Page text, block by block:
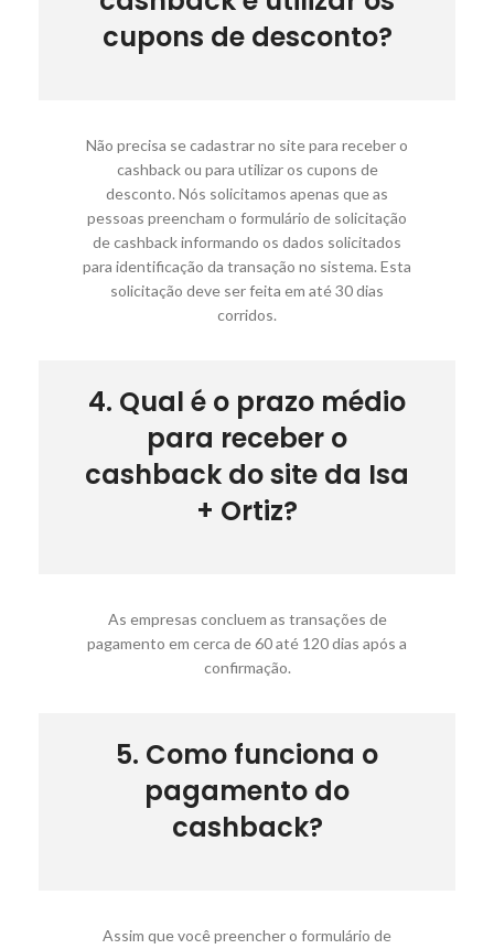
cupons de desconto?
Não precisa se cadastrar no site para receber o
cashback ou para utilizar os cupons de
desconto. Nós solicitamos apenas que as
pessoas preencham o formulário de solicitação
de cashback informando os dados solicitados
para identificação da transação no sistema. Esta
solicitação deve ser feita em até 30 dias
corridos.
4. Qual é o prazo médio
para receber o
cashback do site da Isa
+ Ortiz?
As empresas concluem as transações de
pagamento em cerca de 60 até 120 dias após a
confirmação.
5. Como funciona o
pagamento do
cashback?
Assim que você preencher o formulário de